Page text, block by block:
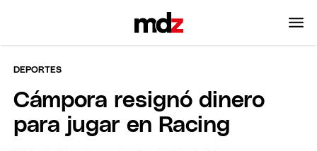
DEPORTES
Cámpora resignó dinero
para jugar en Racing